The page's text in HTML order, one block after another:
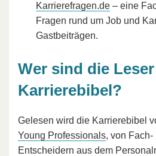
Karrierefragen.de – eine
Fragen rund um Job und
Gastbeiträgen.
Wer sind die
Karrierebibel?
Gelesen wird die Karrierebibel
Young Professionals, von Fach-
Entscheidern aus dem